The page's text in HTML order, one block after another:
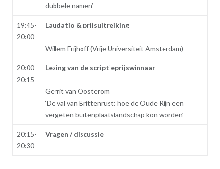
dubbele namen’
19:45-
20:00
Laudatio & prijsuitreiking
Willem Frijhoff (Vrije Universiteit Amsterdam)
20:00-
20:15
Lezing van de scriptieprijswinnaar
Gerrit van Oosterom
‘De val van Brittenrust: hoe de Oude Rijn een
vergeten buitenplaatslandschap kon worden’
20:15-
20:30
Vragen / discussie